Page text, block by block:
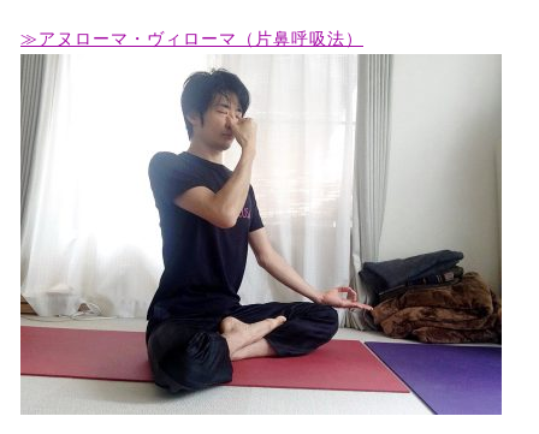
≫アヌローマ・ヴィローマ（片鼻呼吸法）